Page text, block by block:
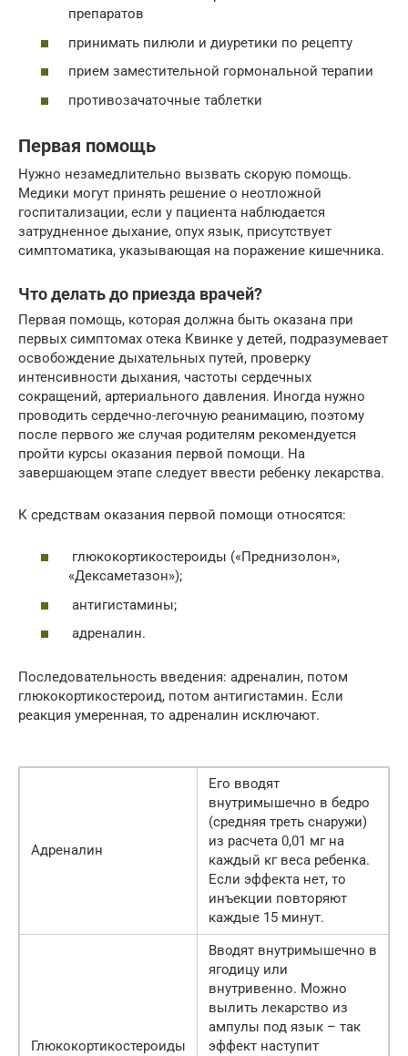
препаратов
принимать пилюли и диуретики по рецепту
прием заместительной гормональной терапии
противозачаточные таблетки
Первая помощь
Нужно незамедлительно вызвать скорую помощь.
Медики могут принять решение о неотложной
госпитализации, если у пациента наблюдается
затрудненное дыхание, опух язык, присутствует
симптоматика, указывающая на поражение кишечника.
Что делать до приезда врачей?
Первая помощь, которая должна быть оказана при
первых симптомах отека Квинке у детей, подразумевает
освобождение дыхательных путей, проверку
интенсивности дыхания, частоты сердечных
сокращений, артериального давления. Иногда нужно
проводить сердечно-легочную реанимацию, поэтому
после первого же случая родителям рекомендуется
пройти курсы оказания первой помощи. На
завершающем этапе следует ввести ребенку лекарства.
К средствам оказания первой помощи относятся:
глюкокортикостероиды («Преднизолон»,
«Дексаметазон»);
антигистамины;
адреналин.
Последовательность введения: адреналин, потом
глюкокортикостероид, потом антигистамин. Если
реакция умеренная, то адреналин исключают.
Адреналин
Его вводят
внутримышечно в бедро
(средняя треть снаружи)
из расчета 0,01 мг на
каждый кг веса ребенка.
Если эффекта нет, то
инъекции повторяют
каждые 15 минут.
Глюкокортикостероиды
Вводят внутримышечно в
ягодицу или
внутривенно. Можно
вылить лекарство из
ампулы под язык – так
эффект наступит